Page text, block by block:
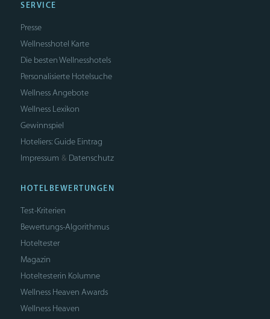
SERVICE
Presse
Wellnesshotel Karte
Die besten Wellnesshotels
Personalisierte Hotelsuche
Wellness Angebote
Wellness Lexikon
Gewinnspiel
Hoteliers: Guide Eintrag
Impressum & Datenschutz
HOTELBEWERTUNGEN
Test-Kriterien
Bewertungs-Algorithmus
Hoteltester
Magazin
Hoteltesterin Kolumne
Wellness Heaven Awards
Wellness Heaven